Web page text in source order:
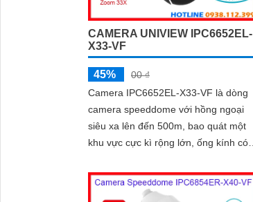
CAMERA UNIVIEW IPC6652EL-
X33-VF
45%
00 ₫
Camera IPC6652EL-X33-VF là dòng
camera speeddome với hồng ngoại
siêu xa lên đến 500m, bao quát một
khu vực cực kì rộng lớn, ống kính có
quang học lên đến 33X, có thể hoạt
động độc lập nhờ khe cắm thẻ nhớ lên